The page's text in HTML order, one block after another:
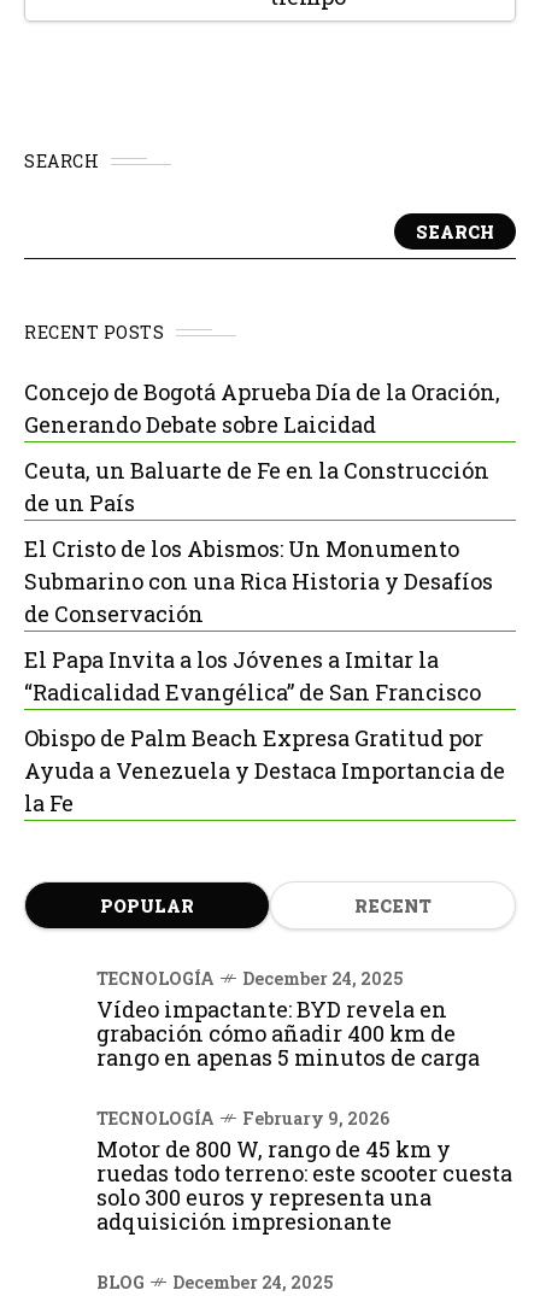
SEARCH
SEARCH
RECENT POSTS
Concejo de Bogotá Aprueba Día de la Oración,
Generando Debate sobre Laicidad
Ceuta, un Baluarte de Fe en la Construcción
de un País
El Cristo de los Abismos: Un Monumento
Submarino con una Rica Historia y Desafíos
de Conservación
El Papa Invita a los Jóvenes a Imitar la
“Radicalidad Evangélica” de San Francisco
Obispo de Palm Beach Expresa Gratitud por
Ayuda a Venezuela y Destaca Importancia de
la Fe
POPULAR RECENT
TECNOLOGÍA December 24, 2025
Vídeo impactante: BYD revela en
grabación cómo añadir 400 km de
rango en apenas 5 minutos de carga
TECNOLOGÍA February 9, 2026
Motor de 800 W, rango de 45 km y
ruedas todo terreno: este scooter cuesta
solo 300 euros y representa una
adquisición impresionante
BLOG December 24, 2025